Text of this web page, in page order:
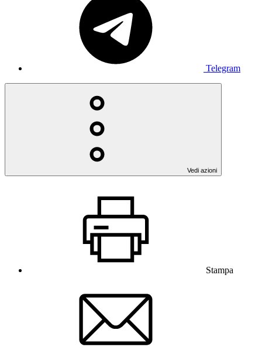
Telegram
Vedi azioni
Stampa